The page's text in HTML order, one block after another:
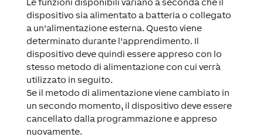
dispositivo sia alimentato a batteria o collegato
a un'alimentazione esterna. Questo viene
determinato durante l'apprendimento. Il
dispositivo deve quindi essere appreso con lo
stesso metodo di alimentazione con cui verrà
utilizzato in seguito.
Se il metodo di alimentazione viene cambiato in
un secondo momento, il dispositivo deve essere
cancellato dalla programmazione e appreso
nuovamente.